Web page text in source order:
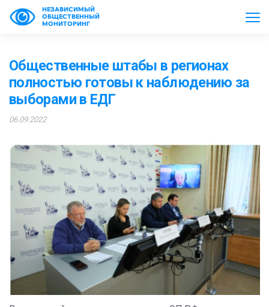
НЕЗАВИСИМЫЙ
ОБЩЕСТВЕННЫЙ
МОНИТОРИНГ
Общественные штабы в регионах
полностью готовы к наблюдению за
выборами в ЕДГ
06.09.2022